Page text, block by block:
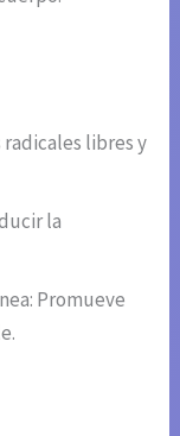
libres y
la
Promueve